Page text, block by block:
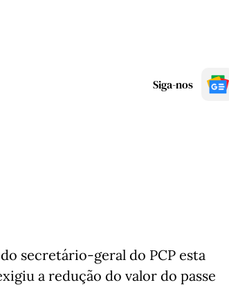
Siga-nos
secretário-geral do PCP esta
a redução do valor do passe